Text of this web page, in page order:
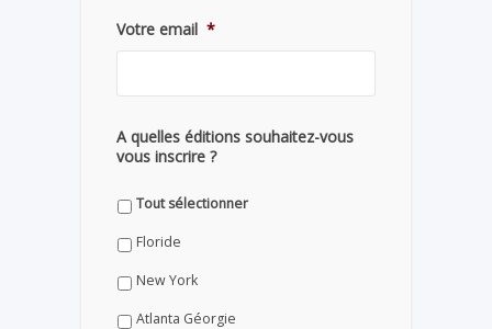
Votre email *
A quelles éditions souhaitez-vous
vous inscrire ?
Tout sélectionner
Floride
New York
Atlanta Géorgie